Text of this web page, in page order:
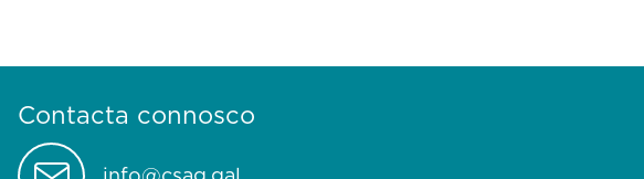
Contacta connosco